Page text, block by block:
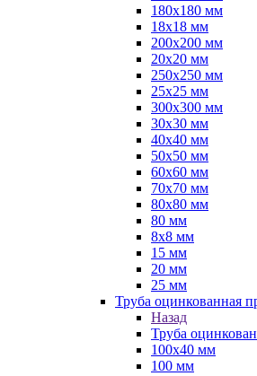
180х180 мм
18х18 мм
200х200 мм
20х20 мм
250х250 мм
25х25 мм
300х300 мм
30х30 мм
40х40 мм
50х50 мм
60х60 мм
70х70 мм
80х80 мм
80 мм
8х8 мм
15 мм
20 мм
25 мм
Труба оцинкованная
Назад
Труба
100х40 мм
100 мм